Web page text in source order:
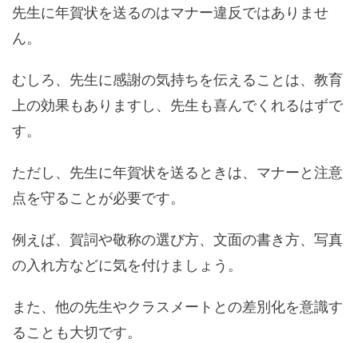
先生に年賀状を送るのはマナー違反ではありませ
ん。
むしろ、先生に感謝の気持ちを伝えることは、教育
上の効果もありますし、先生も喜んでくれるはずで
す。
ただし、先生に年賀状を送るときは、マナーと注意
点を守ることが必要です。
例えば、賀詞や敬称の選び方、文面の書き方、写真
の入れ方などに気を付けましょう。
また、他の先生やクラスメートとの差別化を意識す
ることも大切です。